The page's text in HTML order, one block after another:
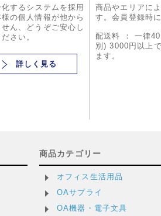
するシステムを採用
の個人情報が他から
ん、どうぞご安心し
さい。
詳しく見る
商品やエリアに
す。会員登録時
配送料 ： 一律
別) 3000円以上
ます。
商品カテゴリー
オフィス生活用品
OAサプライ
OA機器・電子文具